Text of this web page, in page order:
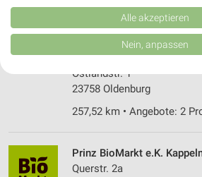
320,73 km • Angebote: 1
Reformhaus Blumers
Ostlandstr. 1
23758 Oldenburg
257,52 km • Angebote: 2
Prinz BioMarkt e.K.
Querstr. 2a
Kombinationen von Daten aus verschiedenen
Verbesserung der Angebote. Verwendung
von Inhalten.
Daten können außerhalb der Europäischen Union
USA gesendet werden.
Website/App.
Partnerliste anzeigen (1 IAB-Anbieter)
Wir nutzen Ihre Daten für folgende Zwecke:
Speichern von oder Zugriff auf
auf einem Endgerät
Alle akzeptieren
Nein, anpassen